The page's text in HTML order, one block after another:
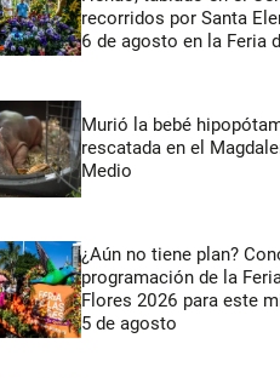
recorridos por Santa
6 de agosto en la Feria
Murió la bebé
rescatada en el
Medio
¿Aún no tiene plan?
programación de la
Flores 2026 para este
5 de agosto